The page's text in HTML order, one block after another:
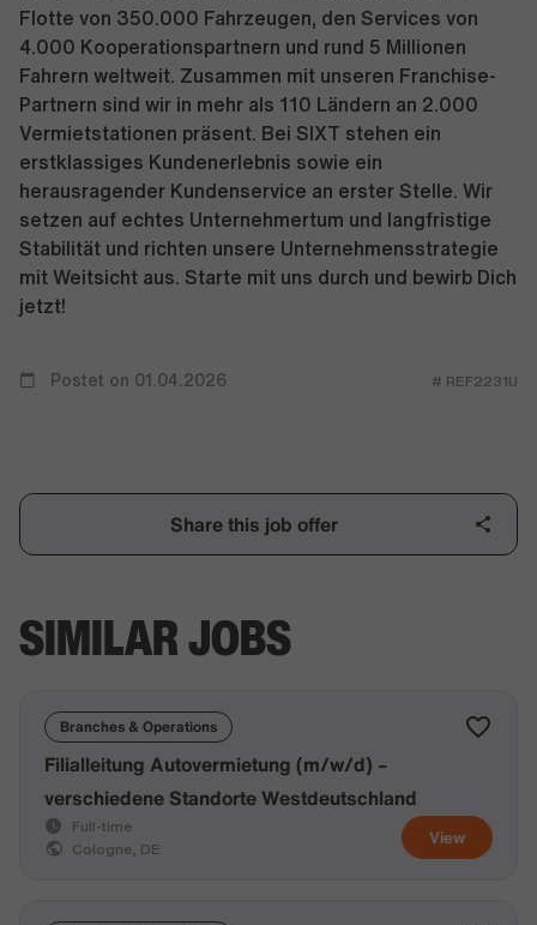
Flotte von 350.000 Fahrzeugen, den Services von
4.000 Kooperationspartnern und rund 5 Millionen
Fahrern weltweit. Zusammen mit unseren Franchise-
Partnern sind wir in mehr als 110 Ländern an 2.000
Vermietstationen präsent. Bei SIXT stehen ein
erstklassiges Kundenerlebnis sowie ein
herausragender Kundenservice an erster Stelle. Wir
setzen auf echtes Unternehmertum und langfristige
Stabilität und richten unsere Unternehmensstrategie
mit Weitsicht aus. Starte mit uns durch und bewirb Dich
jetzt!
Postet on 01.04.2026 # REF2231U
Share this job offer
SIMILAR JOBS
Branches & Operations
View
Filialleitung Autovermietung (m/w/d) –
verschiedene Standorte Westdeutschland
Full-time
Cologne, DE